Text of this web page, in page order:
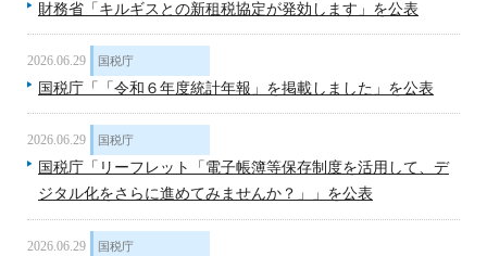
財務省「キルギスとの新租税協定が発効します」を公表
2026.06.29 国税庁
国税庁「「令和６年度統計年報」を掲載しました」を公表
2026.06.29 国税庁
国税庁「リーフレット「電子帳簿等保存制度を活用して、デ
ジタル化をさらに進めてみませんか？」」を公表
2026.06.29 国税庁